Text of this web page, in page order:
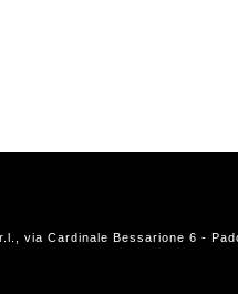
via Cardinale Bessarione 6 -